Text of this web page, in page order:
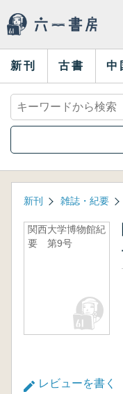
新刊 古書 中
新刊 雑誌・紀要
関西大学博物館紀
要 第9号
レビューを書く